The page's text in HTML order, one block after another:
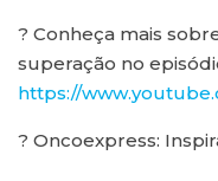
? Conheça mais
superação no
https://
? Oncoexpress: